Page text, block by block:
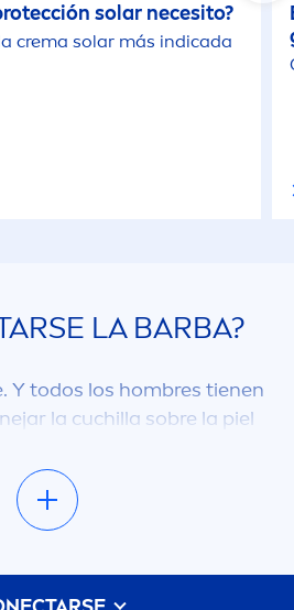
solar necesito?
crema solar más indicada
LA BARBA?
Y todos los hombres tienen
la cuchilla sobre la piel
lo mismo rasurarse la
hacerlo con dedicación y
la cuchilla por la